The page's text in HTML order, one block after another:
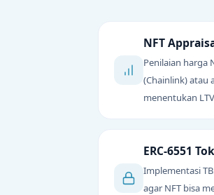
NFT
Penilaian harga
(Chainlink) atau
menentukan
ERC-6551
Implementasi
agar NFT bisa